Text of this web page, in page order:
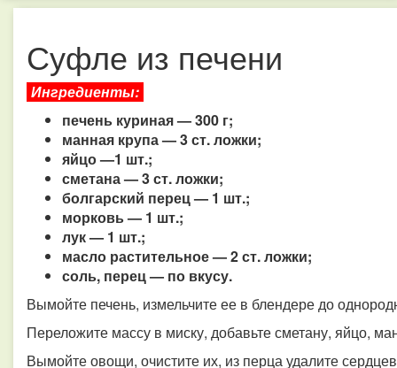
Суфле из печени
Ингредиенты:
печень куриная — 300 г;
манная крупа — 3 ст. ложки;
яйцо —1 шт.;
сметана — 3 ст. ложки;
болгарский перец — 1 шт.;
морковь — 1 шт.;
лук — 1 шт.;
масло растительное — 2 ст. ложки;
соль, перец — по вкусу.
Вымойте печень, измельчите ее в блендере до
Переложите массу в миску, добавьте сметану, яйцо,
Вымойте овощи, очистите их, из перца удалите